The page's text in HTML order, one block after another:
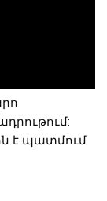
է պատմում